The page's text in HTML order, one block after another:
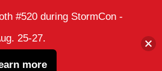
#520 during StormCon -
25-27.
more